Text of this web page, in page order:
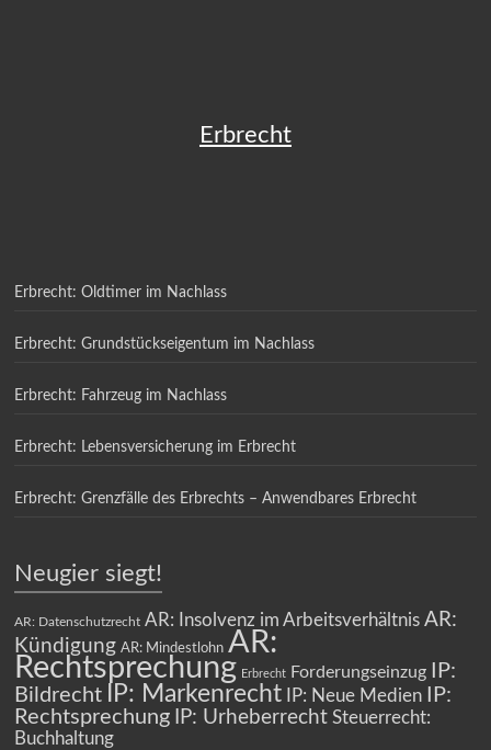
Erbrecht
Erbrecht: Oldtimer im Nachlass
Erbrecht: Grundstückseigentum im Nachlass
Erbrecht: Fahrzeug im Nachlass
Erbrecht: Lebensversicherung im Erbrecht
Erbrecht: Grenzfälle des Erbrechts – Anwendbares Erbrecht
Neugier siegt!
AR: Datenschutzrecht AR: Insolvenz im Arbeitsverhältnis AR:
Kündigung AR: Mindestlohn AR:
Rechtsprechung Erbrecht Forderungseinzug
IP:
Bildrecht
IP: Markenrecht IP: Neue Medien
IP:
Rechtsprechung IP: Urheberrecht Steuerrecht:
Buchhaltung